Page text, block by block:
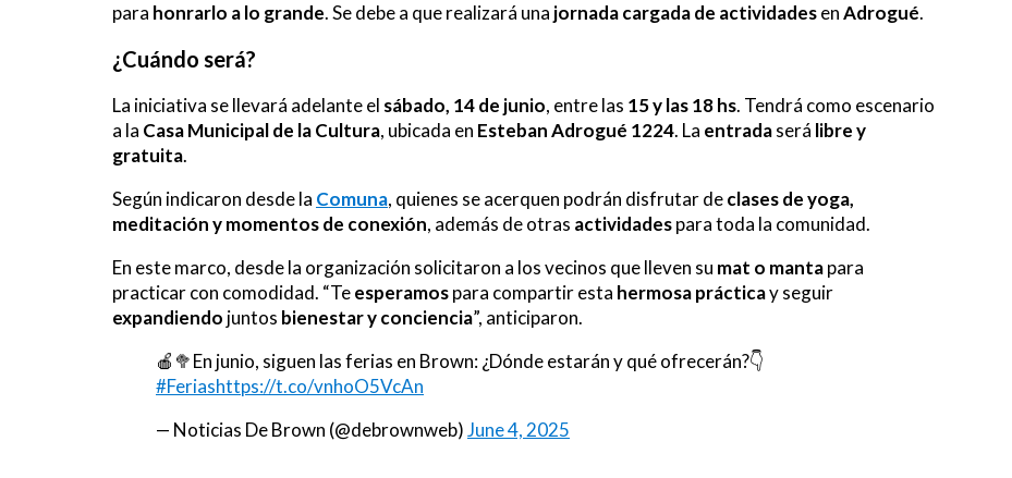
para honrarlo a lo grande. Se debe a que realizará una jornadacargada de actividadesenAdrogué.
¿Cuándo será?
La iniciativa se llevará adelante el sábado, 14 de junio, entre las 15 y las 18 hs. Tendrá como escenario
a la Casa Municipal de la Cultura, ubicada en Esteban Adrogué 1224. La entradaserá libre y
gratuita.
Según indicaron desde la Comuna, quienes se acerquen podrán disfrutar declases de yoga,
meditación y momentos de conexión, además de otras actividadespara toda la comunidad.
En este marco, desde la organización solicitaron a los vecinos que lleven su mat o mantapara
practicar con comodidad. “Teesperamospara compartir esta hermosa prácticay seguir
expandiendo juntos bienestar y conciencia”, anticiparon.
🍎🥦En junio, siguen las ferias en Brown: ¿Dónde estarán y qué ofrecerán?👇
#Feriashttps://t.co/vnhoO5VcAn
— Noticias De Brown (@debrownweb)June 4, 2025